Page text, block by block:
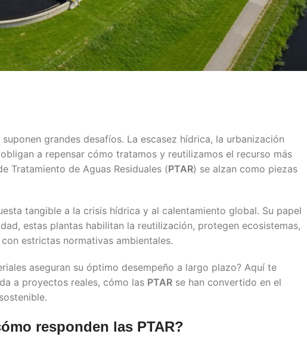
grandes desafíos. La escasez hídrica, la urbanización
a repensar cómo tratamos y reutilizamos el recurso más
Tratamiento de Aguas Residuales (PTAR) se alzan como piezas
tangible a la crisis hídrica y al calentamiento global. Su papel
estas plantas habilitan la reutilización, protegen ecosistemas,
estrictas normativas ambientales.
aseguran su óptimo desempeño a largo plazo? Aquí te
a proyectos reales, cómo las PTAR se han convertido en el
responden las PTAR?